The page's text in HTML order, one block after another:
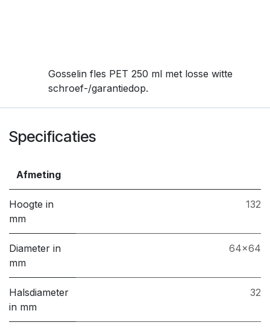
Gosselin fles PET 250 ml met losse witte
schroef-/garantiedop.
Specificaties
Afmeting
Hoogte in
mm
132
Diameter in
mm
64x64
Halsdiameter
in mm
32